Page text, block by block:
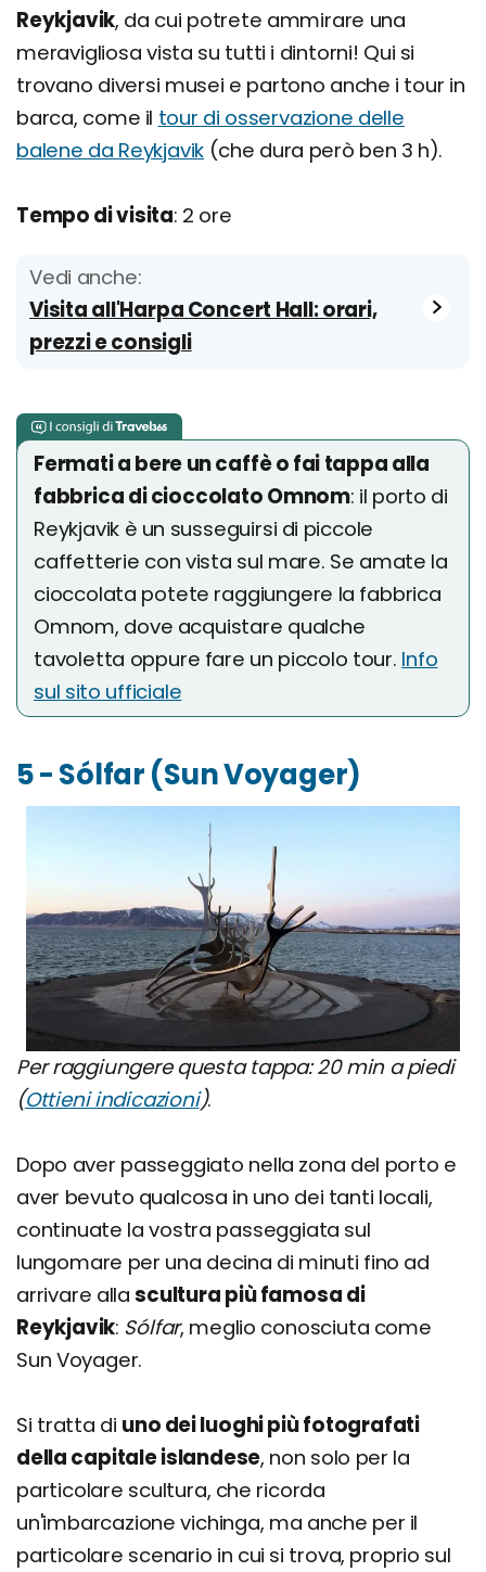
Reykjavik, da cui potrete ammirare una
meravigliosa vista su tutti i dintorni! Qui si
trovano diversi musei e partono anche i tour in
barca, come il tour di osservazione delle
balene da Reykjavik (che dura però ben 3 h).
Tempo di visita: 2 ore
Vedi anche:
Visita all'Harpa Concert Hall: orari,
prezzi e consigli
Fermati a bere un caffè o fai tappa alla
fabbrica di cioccolato Omnom: il porto di
Reykjavik è un susseguirsi di piccole
caffetterie con vista sul mare. Se amate la
cioccolata potete raggiungere la fabbrica
Omnom, dove acquistare qualche
tavoletta oppure fare un piccolo tour. Info
sul sito ufficiale
5 - Sólfar (Sun Voyager)
Per raggiungere questa tappa: 20 min a piedi
(Ottieni indicazioni).
Dopo aver passeggiato nella zona del porto e
aver bevuto qualcosa in uno dei tanti locali,
continuate la vostra passeggiata sul
lungomare per una decina di minuti fino ad
arrivare allascultura più famosa di
Reykjavik: Sólfar, meglio conosciuta come
Sun Voyager.
Si tratta di uno dei luoghi più fotografati
della capitale islandese, non solo per la
particolare scultura, che ricorda
un'imbarcazione vichinga, ma anche per il
particolare scenario in cui si trova, proprio sul